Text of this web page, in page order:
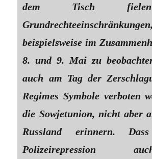
dem Tisch
beispielsweise im
8. und 9. Mai zu
auch am Tag der
Regimes Symbole verboten
die Sowjetunion, nicht aber
Russland erinnern.
Polizeirepression